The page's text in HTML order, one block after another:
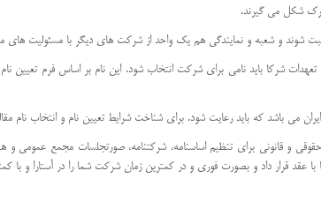
شوند و شعبه و نمایندگی هم یک واحد از شرکت های دیگر با مسئولیت
می باشد که باید رعایت شود. برای شناخت شرایط تعیین نام و انتخاب نام
و قانونی برای تنظیم اساسنامه، شرکتنامه، صورتجلسات مجمع عمومی و
عقد قرار داد و بصورت فوری و در کمترین زمان شرکت شما را در آستارا و با